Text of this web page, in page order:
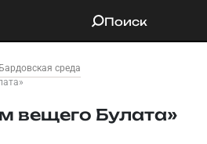
Поиск
Бардовская среда
вещего Булата»